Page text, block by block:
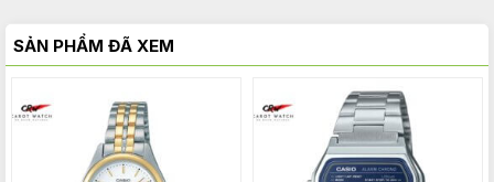
SẢN PHẨM ĐÃ XEM